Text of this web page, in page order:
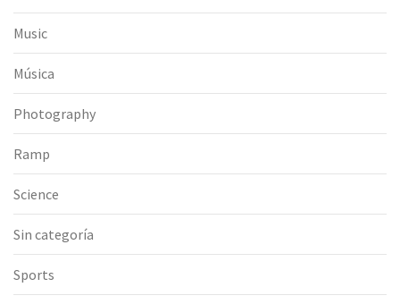
Music
Música
Photography
Ramp
Science
Sin categoría
Sports